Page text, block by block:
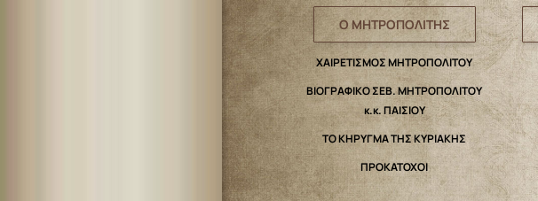
Ο ΜΗΤΡΟΠΟΛΙΤΗΣ
ΧΑΙΡΕΤΙΣΜΟΣ ΜΗΤΡΟΠΟΛΙΤΟΥ
ΒΙΟΓΡΑΦΙΚΟ ΣΕΒ. ΜΗΤΡΟΠΟΛΙΤΟΥ
κ.κ. ΠΑΙΣΙΟΥ
ΤΟ ΚΗΡΥΓΜΑ ΤΗΣ ΚΥΡΙΑΚΗΣ
ΠΡΟΚΑΤΟΧΟΙ